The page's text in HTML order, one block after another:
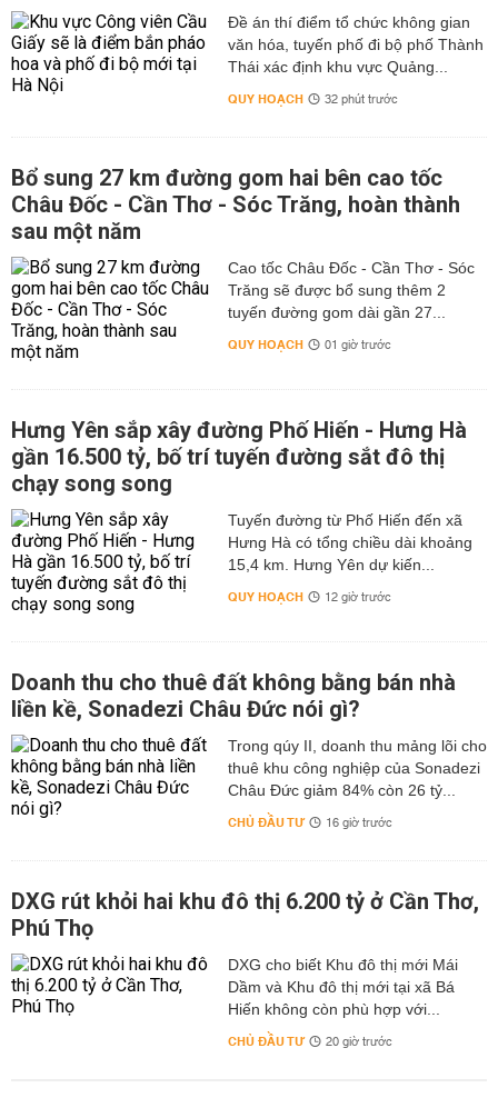
Đề án thí điểm tổ chức không gian
văn hóa, tuyến phố đi bộ phố Thành
Thái xác định khu vực Quảng...
QUY HOẠCH 32 phút trước
Bổ sung 27 km đường gom hai bên cao tốc
Châu Đốc - Cần Thơ - Sóc Trăng, hoàn thành
sau một năm
Cao tốc Châu Đốc - Cần Thơ - Sóc
Trăng sẽ được bổ sung thêm 2
tuyến đường gom dài gần 27...
QUY HOẠCH 01 giờ trước
Hưng Yên sắp xây đường Phố Hiến - Hưng Hà
gần 16.500 tỷ, bố trí tuyến đường sắt đô thị
chạy song song
Tuyến đường từ Phố Hiến đến xã
Hưng Hà có tổng chiều dài khoảng
15,4 km. Hưng Yên dự kiến...
QUY HOẠCH 12 giờ trước
Doanh thu cho thuê đất không bằng bán nhà
liền kề, Sonadezi Châu Đức nói gì?
Trong qúy II, doanh thu mảng lõi cho
thuê khu công nghiệp của Sonadezi
Châu Đức giảm 84% còn 26 tỷ...
CHỦ ĐẦU TƯ 16 giờ trước
DXG rút khỏi hai khu đô thị 6.200 tỷ ở Cần Thơ,
Phú Thọ
DXG cho biết Khu đô thị mới Mái
Dầm và Khu đô thị mới tại xã Bá
Hiến không còn phù hợp với...
CHỦ ĐẦU TƯ 20 giờ trước